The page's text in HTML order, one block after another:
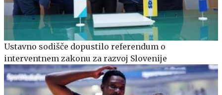
Ustavno sodišče dopustilo referendum o
interventnem zakonu za razvoj Slovenije